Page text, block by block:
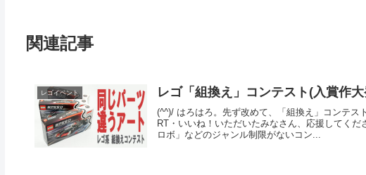
関連記事
レゴイベント レゴ「組換え」コンテスト(入賞作
(^^)/ はろはろ。先ず改めて、「組換え」コンテス
RT・いいね！いただいたみなさん、応援してく
ロボ」などのジャンル制限がないコン...